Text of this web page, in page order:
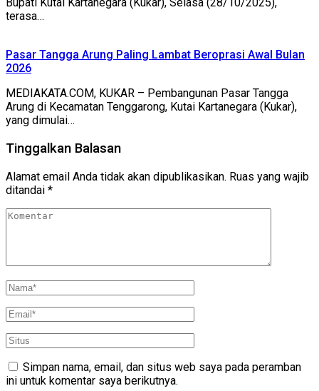
Bupati Kutai Kartanegara (Kukar), Selasa (28/10/2025),
terasa…
Pasar Tangga Arung Paling Lambat Beroprasi Awal Bulan
2026
MEDIAKATA.COM, KUKAR – Pembangunan Pasar Tangga
Arung di Kecamatan Tenggarong, Kutai Kartanegara (Kukar),
yang dimulai…
Tinggalkan Balasan
Alamat email Anda tidak akan dipublikasikan. Ruas yang wajib
ditandai *
Simpan nama, email, dan situs web saya pada peramban
ini untuk komentar saya berikutnya.